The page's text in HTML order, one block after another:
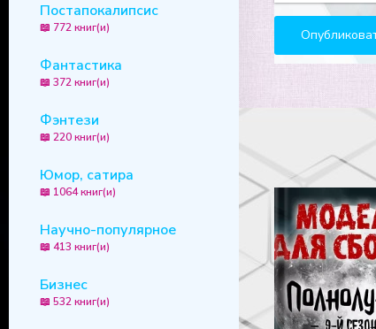
Постапокалипсис
📖 772 книг(и)
Фантастика
📖 372 книг(и)
Фэнтези
📖 220 книг(и)
Юмор, сатира
📖 1064 книг(и)
Научно-популярное
📖 413 книг(и)
Бизнес
📖 532 книг(и)